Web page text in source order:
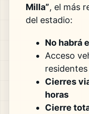
Milla”, el más
del estadio:
No habrá
Acceso
Cierres
horas
Cierre